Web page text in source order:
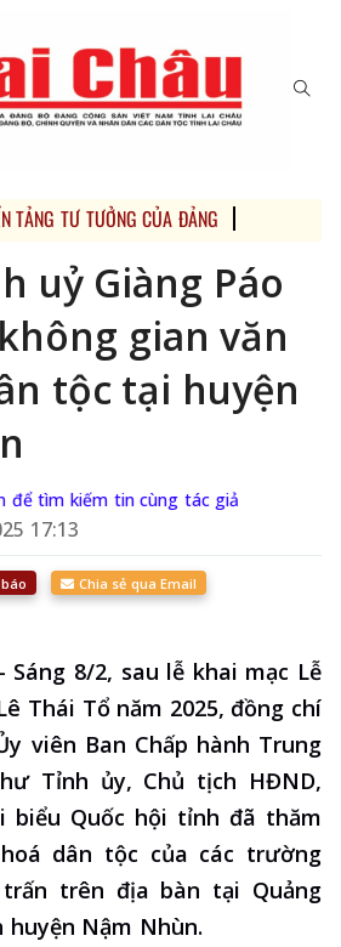
TẢNG TƯ TƯỞNG CỦA ĐẢNG
uỷ Giàng Páo
gian văn
tộc tại huyện
tìm kiếm tin cùng tác giả
17:13
Chia sẻ qua Email
Sáng 8/2, sau lễ khai mạc Lễ
Thái Tổ năm 2025, đồng chí
viên Ban Chấp hành Trung
Tỉnh ủy, Chủ tịch HĐND,
biểu Quốc hội tỉnh đã thăm
dân tộc của các trường
trên địa bàn tại Quảng
Nậm Nhùn.